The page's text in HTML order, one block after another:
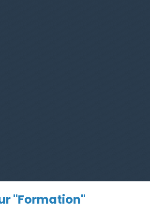
"Formation"